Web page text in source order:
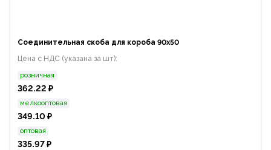
Соединительная скоба для короба 90х50
Цена с НДС (указана за шт):
розничная
362.22 ₽
мелкооптовая
349.10 ₽
оптовая
335.97 ₽